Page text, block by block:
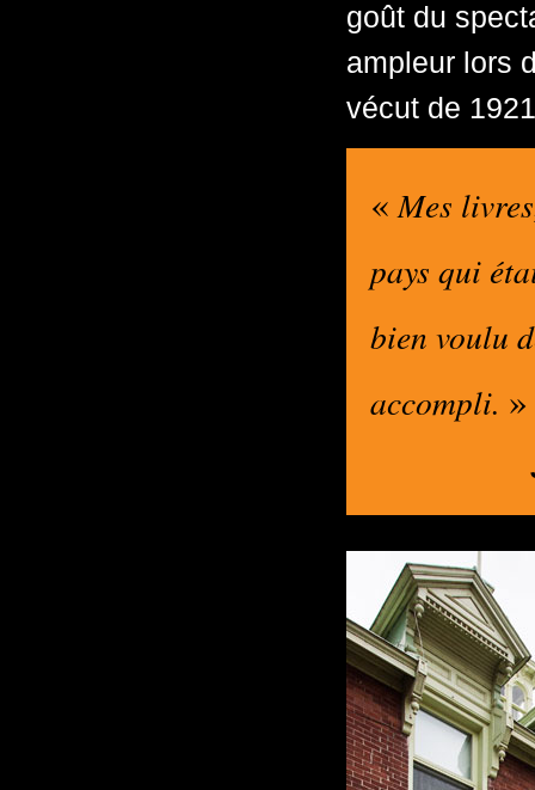
goût du
ampleur lors
vécut de
«Mes
pays qui
bien voulu
accompli. »